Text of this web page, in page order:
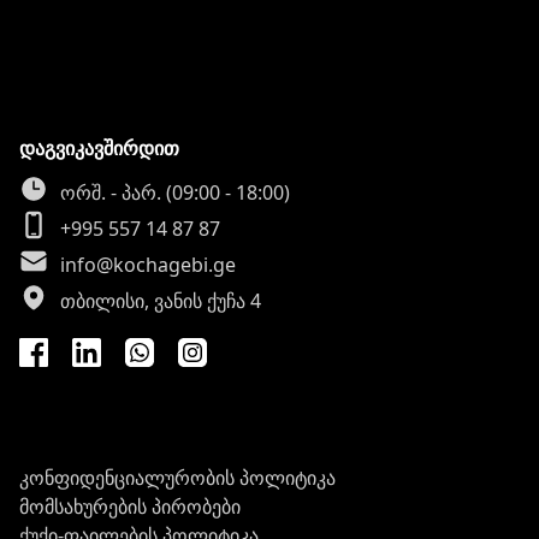
დაგვიკავშირდით
ორშ. - პარ. (09:00 - 18:00)
+995 557 14 87 87
info@kochagebi.ge
თბილისი, ვანის ქუჩა 4
კონფიდენციალურობის პოლიტიკა
მომსახურების პირობები